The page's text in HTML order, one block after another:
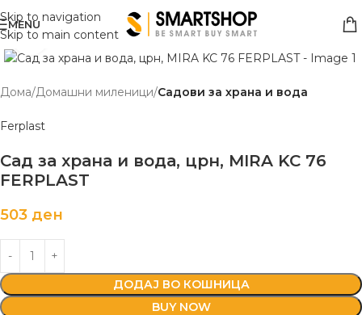
Skip to navigation
Skip to main content
MENU
Click to enlarge
Дома Домашни миленици Садови за храна и вода
Ferplast
Сад за храна и вода, црн, MIRA KC 76
FERPLAST
503 ден
ДОДАЈ ВО КОШНИЦА
BUY NOW